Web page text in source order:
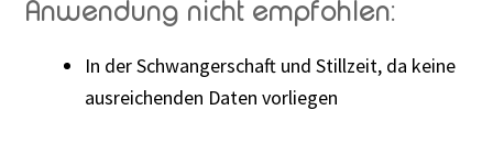
Anwendung nicht empfohlen:
In der Schwangerschaft und Stillzeit, da keine
ausreichenden Daten vorliegen